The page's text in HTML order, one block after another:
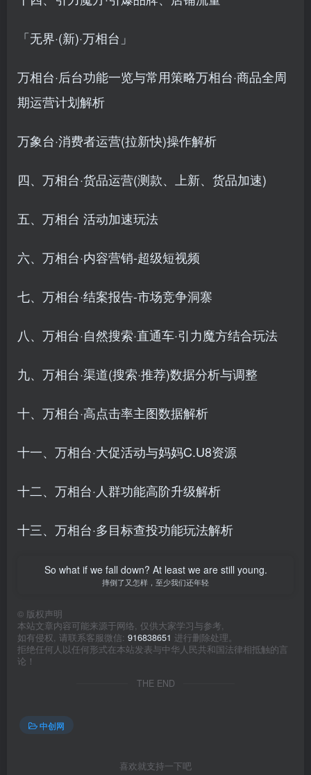
「无界·(新)·万相台」
万相台·后台功能一览与常用策略万相台·商品全周
期运营计划解析
万象台·消费者运营(拉新快)操作解析
四、万相台·货品运营(测款、上新、货品加速)
五、万相台 活动加速玩法
六、万相台·内容营销-超级短视频
七、万相台·结案报告-市场竞争洞寨
八、万相台·自然搜索·直通车·引力魔方结合玩法
九、万相台·渠道(搜索·推荐)数据分析与调整
十、万相台·高点击率主图数据解析
十一、万相台·大促活动与妈妈C.U8资源
十二、万相台·人群功能高阶升级解析
十三、万相台·多目标查投功能玩法解析
So what if we fall down? At least we are still young.
摔倒了又怎样，至少我们还年轻
© 版权声明
本站文章内容可能来源于网络, 仅供大家学习与参考,
如有侵权, 请联系客服微信: 916838651 进行删除处理。
拒绝任何人以任何形式在本站发表与中华人民共和国法律相抵触的言
论！
THE END
中创网
喜欢就支持一下吧